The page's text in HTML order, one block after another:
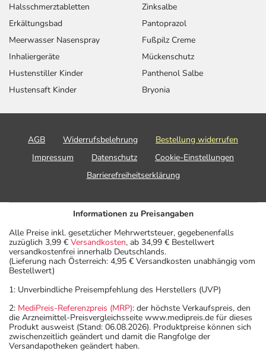
Halsschmerztabletten
Erkältungsbad
Meerwasser Nasenspray
Inhaliergeräte
Hustenstiller Kinder
Hustensaft Kinder
Zinksalbe
Pantoprazol
Fußpilz Creme
Mückenschutz
Panthenol Salbe
Bryonia
AGB Widerrufsbelehrung
Bestellung widerrufen
Impressum
Datenschutz
Cookie-Einstellungen
Barrierefreiheitserklärung
Informationen zu Preisangaben
Alle Preise inkl. gesetzlicher Mehrwertsteuer, gegebenenfalls
zuzüglich 3,99 € Versandkosten, ab 34,99 € Bestellwert
versandkostenfrei innerhalb Deutschlands.
(Lieferung nach Österreich: 4,95 € Versandkosten unabhängig vom
Bestellwert)
1: Unverbindliche Preisempfehlung des Herstellers (UVP)
2: MediPreis-Referenzpreis (MRP): der höchste Verkaufspreis, den
die Arzneimittel-Preisvergleichsseite www.medipreis.de für dieses
Produkt ausweist (Stand: 06.08.2026). Produktpreise können sich
zwischenzeitlich geändert und damit die Rangfolge der
Versandapotheken geändert haben.